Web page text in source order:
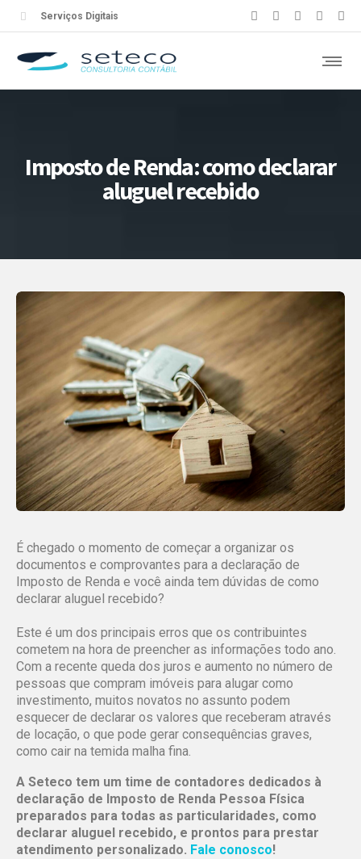
Serviços Digitais
Imposto de Renda: como declarar
aluguel recebido
É chegado o momento de começar a organizar os
documentos e comprovantes para a declaração de
Imposto de Renda e você ainda tem dúvidas de como
declarar aluguel recebido?
Este é um dos principais erros que os contribuintes
cometem na hora de preencher as informações todo ano.
Com a recente queda dos juros e aumento no número de
pessoas que compram imóveis para alugar como
investimento, muitos novatos no assunto podem
esquecer de declarar os valores que receberam através
de locação, o que pode gerar consequências graves,
como cair na temida malha fina.
A Seteco tem um time de contadores dedicados à
declaração de Imposto de Renda Pessoa Física
preparados para todas as particularidades, como
declarar aluguel recebido, e prontos para prestar
atendimento personalizado. Fale conosco!